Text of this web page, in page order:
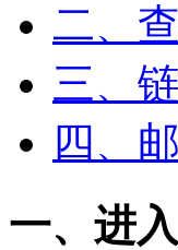
二、
三、
四、
一、进